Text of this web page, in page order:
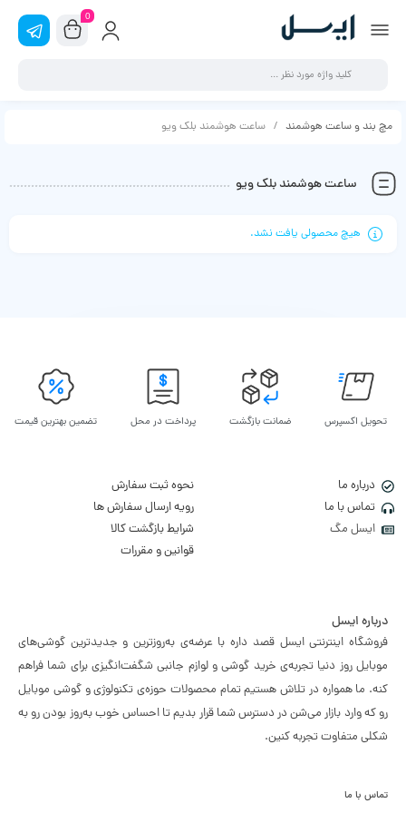
0
مچ بند و ساعت هوشمند ساعت هوشمند بلک ویو
ساعت هوشمند بلک ویو
هیچ محصولی یافت نشد.
تحویل اکسپرس ضمانت بازگشت پرداخت در محل تضمین بهترین قیمت
درباره ما
تماس با ما
ایسل مگ
نحوه ثبت سفارش
رویه ارسال سفارش ها
شرایط بازگشت کالا
قوانین و مقررات
درباره ایسل
فروشگاه اینترنتی ایسل قصد داره با عرضه‌ی به‌روزترین و جدیدترین گوشی‌های
موبایل روز دنیا تجربه‌ی خرید گوشی و لوازم جانبی شگفت‌انگیزی برای شما فراهم
کنه. ما همواره در تلاش هستیم تمام محصولات حوزه‌ی تکنولوژی و گوشی موبایل
رو که وارد بازار می‌شن در دسترس شما قرار بدیم تا احساس خوب به‌روز بودن رو به
شکلی متفاوت تجربه کنین.
تماس با ما